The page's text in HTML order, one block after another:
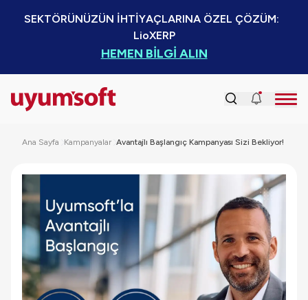
SEKTÖRÜNÜZÜN İHTİYAÇLARINA ÖZEL ÇÖZÜM:
LioXERP
HEMEN BİLGİ ALIN
Ana Sayfa Kampanyalar Avantajlı Başlangıç Kampanyası Sizi Bekliyor!